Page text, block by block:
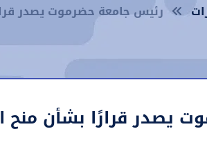
رئيس جامعة حضرموت يصدر
قرارًا بشأن منح